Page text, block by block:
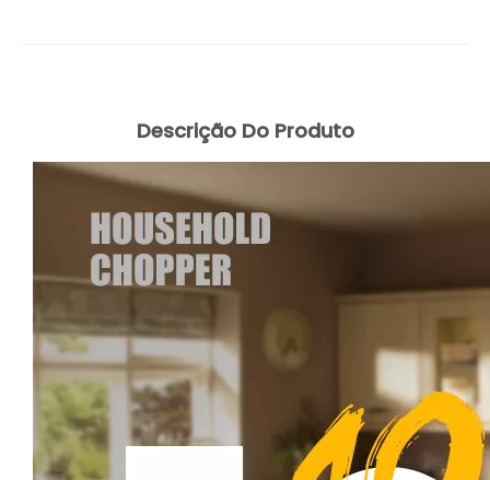
Descrição Do Produto